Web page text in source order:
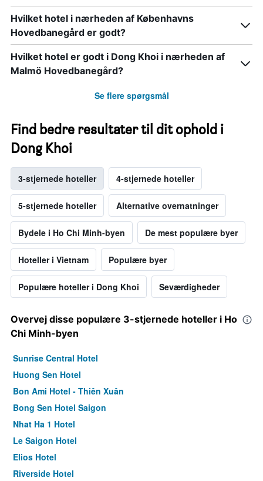
Hvilket hotel i nærheden af Københavns
Hovedbanegård er godt?
Hvilket hotel er godt i Dong Khoi i nærheden af
Malmö Hovedbanegård?
Se flere spørgsmål
Find bedre resultater til dit ophold i
Dong Khoi
3-stjernede hoteller 4-stjernede hoteller
5-stjernede hoteller Alternative overnatninger
Bydele i Ho Chi Minh-byen De mest populære byer
Hoteller i Vietnam Populære byer
Populære hoteller i Dong Khoi Seværdigheder
Overvej disse populære 3-stjernede hoteller i Ho
Chi Minh-byen
Sunrise Central Hotel
Huong Sen Hotel
Bon Ami Hotel - Thiên Xuân
Bong Sen Hotel Saigon
Nhat Ha 1 Hotel
Le Saigon Hotel
Elios Hotel
Riverside Hotel